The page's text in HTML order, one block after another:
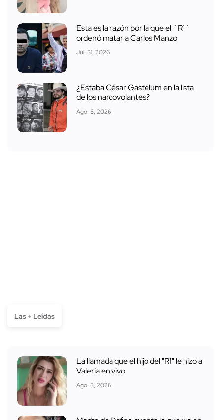
Esta es la razón por la que el ´R1´
ordenó matar a Carlos Manzo
Jul. 31, 2026
¿Estaba César Gastélum en la lista
de los narcovolantes?
Ago. 5, 2026
Las + Leídas
La llamada que el hijo del "R1" le hizo a
Valeria en vivo
Ago. 3, 2026